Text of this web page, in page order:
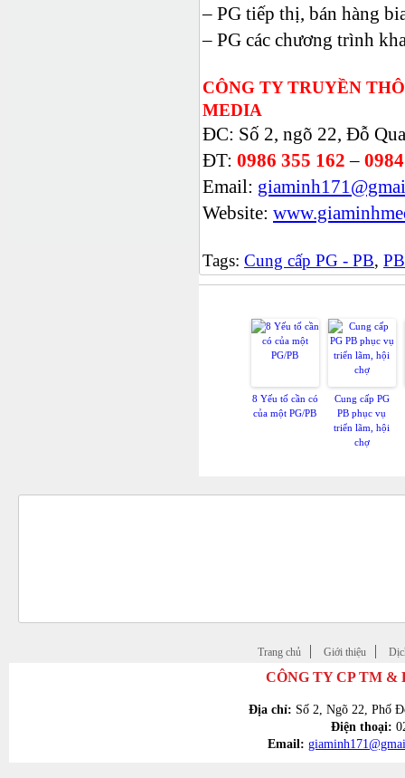
– PG tiếp thị, bán hàng
– PG các chương trình
CÔNG TY TRUYỀN
MEDIA
ĐC: Số 2, ngõ 22, Đỗ
ĐT: 0986 355 162 –
Email:
Website:
Tags: Cung cấp PG - PB, PB
8 Yếu tố cần có
của một PG/PB
Cung cấp PG
PB phục vụ
triển lãm, hội
chợ
Trang chủ Giới thiệu
CÔNG TY CP TM &
Địa chỉ: Số 2, Ngõ 22, Phố
Điện thoại:
Email: